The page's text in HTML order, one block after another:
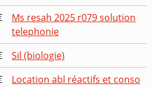
Ms resah 2025 r079 solution
telephonie
Sil (biologie)
Location abl réactifs et conso